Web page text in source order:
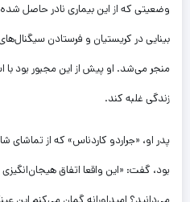
وضعیتی که از این بیماری نادر حاصل
بینایی در کریستیان و فرستادن
منجر می‌شد. او پیش از این مجبور بود
زندگی غلبه کند.
پدر او، «جراردو کاردناس» که از
بود، گفت: «این واقعا اتفاق